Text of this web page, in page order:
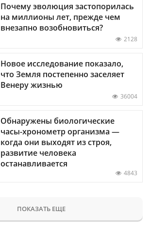
Почему эволюция застопорилась
на миллионы лет, прежде чем
внезапно возобновиться?
2128
Новое исследование показало,
что Земля постепенно заселяет
Венеру жизнью
36004
Обнаружены биологические
часы-хронометр организма —
когда они выходят из строя,
развитие человека
останавливается
4843
ПОКАЗАТЬ ЕЩЕ